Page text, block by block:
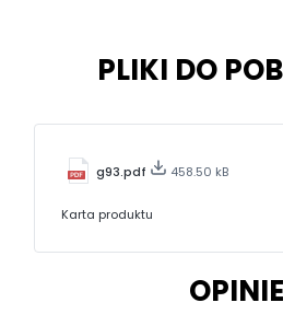
PLIKI DO
g93.pdf 458.50 kB
Karta produktu
OPINIE